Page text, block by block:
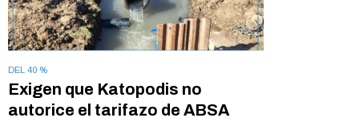
DEL 40 %
Exigen que Katopodis no
autorice el tarifazo de ABSA